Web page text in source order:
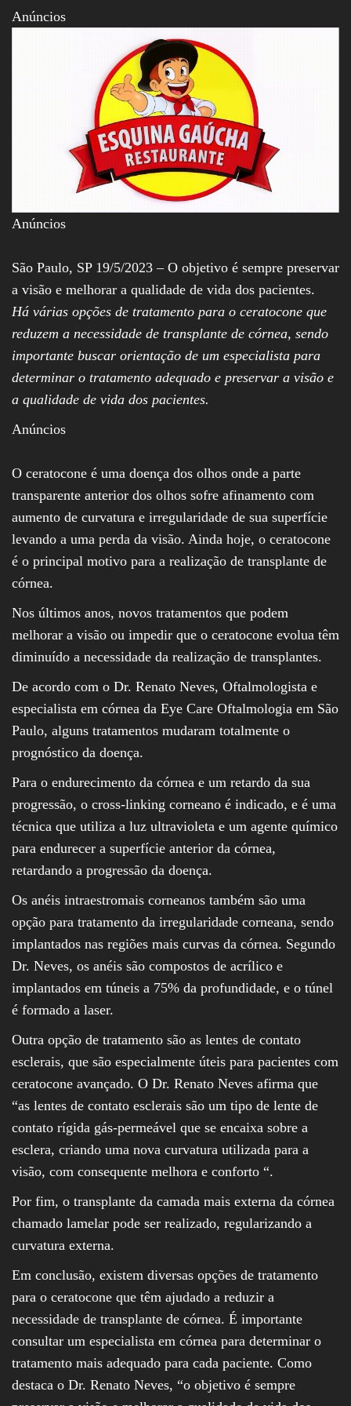
Senado, São Paulo,
Rio de Janeiro,
Brasília, Nordeste,
Norte, Centro-
Oeste, Sul, Sudeste,
Gastronomia,
Vinhos, Bebidas,
Cervejas, Comida,
Receitas, Chef, RH,
Emprego,
Empreendedorismo,
Negócios,
Anúncios
Anúncios
São Paulo, SP 19/5/2023 – O objetivo é sempre preservar
a visão e melhorar a qualidade de vida dos pacientes.
Há várias opções de tratamento para o ceratocone que
reduzem a necessidade de transplante de córnea, sendo
importante buscar orientação de um especialista para
determinar o tratamento adequado e preservar a visão e
a qualidade de vida dos pacientes.
Anúncios
O ceratocone é uma doença dos olhos onde a parte
transparente anterior dos olhos sofre afinamento com
aumento de curvatura e irregularidade de sua superfície
levando a uma perda da visão. Ainda hoje, o ceratocone
é o principal motivo para a realização de transplante de
córnea.
Nos últimos anos, novos tratamentos que podem
melhorar a visão ou impedir que o ceratocone evolua têm
diminuído a necessidade da realização de transplantes.
De acordo com o Dr. Renato Neves, Oftalmologista e
especialista em córnea da Eye Care Oftalmologia em São
Paulo, alguns tratamentos mudaram totalmente o
prognóstico da doença.
Para o endurecimento da córnea e um retardo da sua
progressão, o cross-linking corneano é indicado, e é uma
técnica que utiliza a luz ultravioleta e um agente químico
para endurecer a superfície anterior da córnea,
retardando a progressão da doença.
Os anéis intraestromais corneanos também são uma
opção para tratamento da irregularidade corneana, sendo
implantados nas regiões mais curvas da córnea. Segundo
Dr. Neves, os anéis são compostos de acrílico e
implantados em túneis a 75% da profundidade, e o túnel
é formado a laser.
Outra opção de tratamento são as lentes de contato
esclerais, que são especialmente úteis para pacientes com
ceratocone avançado. O Dr. Renato Neves afirma que
“as lentes de contato esclerais são um tipo de lente de
contato rígida gás-permeável que se encaixa sobre a
esclera, criando uma nova curvatura utilizada para a
visão, com consequente melhora e conforto “.
Por fim, o transplante da camada mais externa da córnea
chamado lamelar pode ser realizado, regularizando a
curvatura externa.
Em conclusão, existem diversas opções de tratamento
para o ceratocone que têm ajudado a reduzir a
necessidade de transplante de córnea. É importante
consultar um especialista em córnea para determinar o
tratamento mais adequado para cada paciente. Como
destaca o Dr. Renato Neves, “o objetivo é sempre